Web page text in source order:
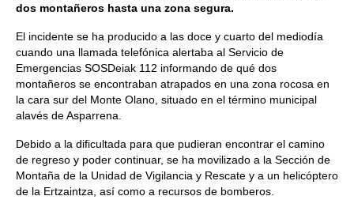
dos montañeros hasta una zona segura.
El incidente se ha producido a las doce y cuarto del mediodía
cuando una llamada telefónica alertaba al Servicio de
Emergencias SOSDeiak 112 informando de qué dos
montañeros se encontraban atrapados en una zona rocosa en
la cara sur del Monte Olano, situado en el término municipal
alavés de Asparrena.
Debido a la dificultada para que pudieran encontrar el camino
de regreso y poder continuar, se ha movilizado a la Sección de
Montaña de la Unidad de Vigilancia y Rescate y a un helicóptero
de la Ertzaintza, así como a recursos de bomberos.